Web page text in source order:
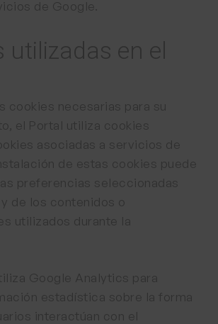
de Google.
utilizadas en el
cookies necesarias para su
el Portal utiliza cookies
asociadas a servicios de
de estas cookies puede
preferencias seleccionadas
de los contenidos o
utilizados durante la
Google Analytics para
estadística sobre la forma
interactúan con el